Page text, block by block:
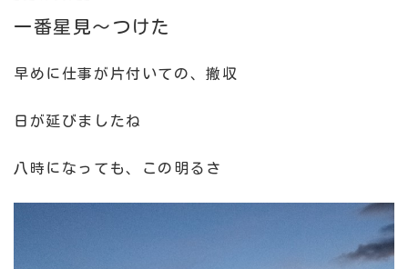
一番星見～つけた
早めに仕事が片付いての、撤収
日が延びましたね
八時になっても、この明るさ